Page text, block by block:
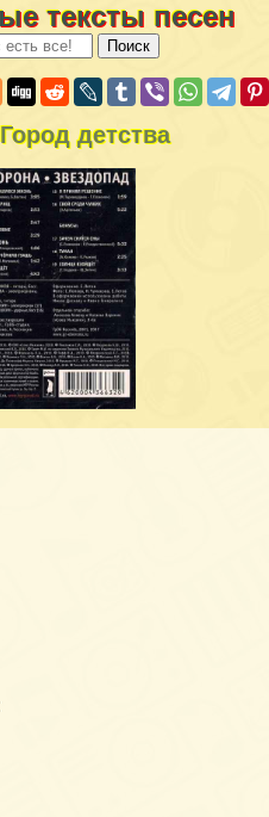
тексты песен
детства